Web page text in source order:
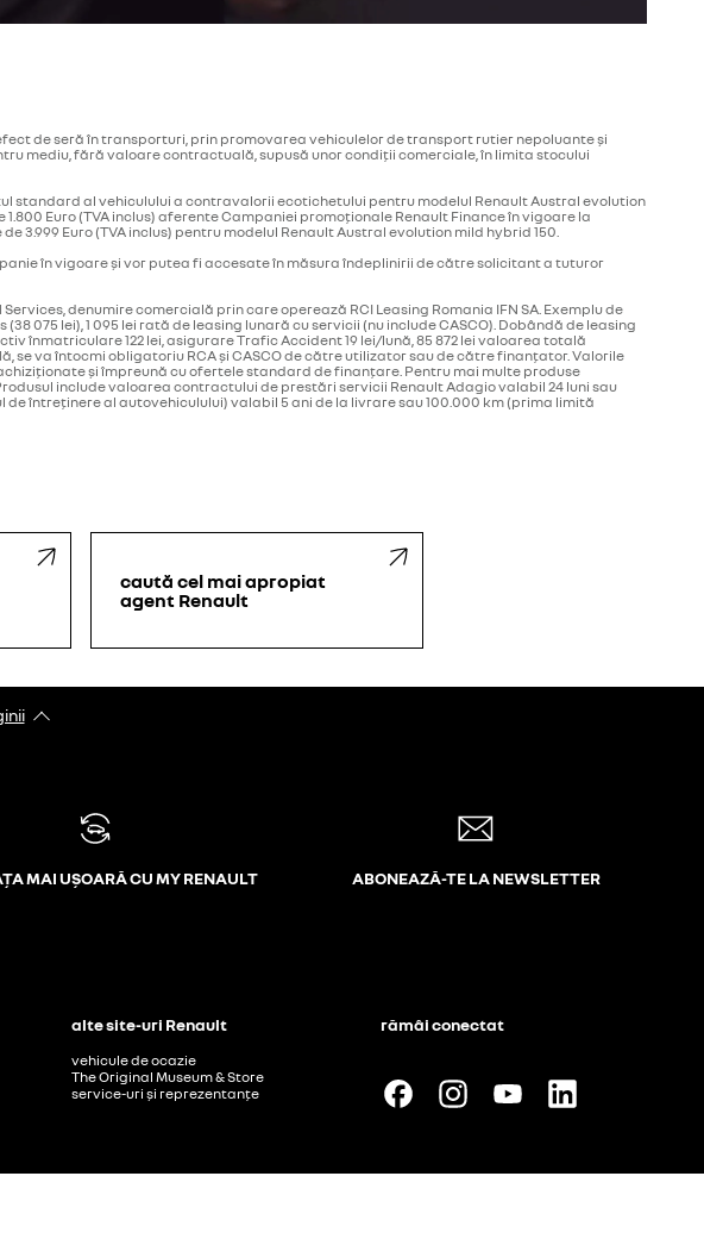
de seră în transporturi, prin promovarea vehiculelor de transport rutier nepoluante şi
mediu, fără valoare contractuală, supusă unor condiții comerciale, în limita stocului
al vehiculului a contravalorii ecotichetului pentru modelul Renault Austral evolution
1.800 Euro (TVA inclus) aferente Campaniei promoționale Renault Finance în vigoare la
3.999 Euro (TVA inclus) pentru modelul Renault Austral evolution mild hybrid 150.
în vigoare şi vor putea fi accesate în măsura îndeplinirii de către solicitant a tuturor
denumire comercială prin care operează RCI Leasing Romania IFN SA. Exemplu de
075 lei), 1 095 lei rată de leasing lunară cu servicii (nu include CASCO). Dobândă de leasing
înmatriculare 122 lei, asigurare Trafic Accident 19 lei/lună, 85 872 lei valoarea totală
se va întocmi obligatoriu RCA și CASCO de către utilizator sau de către finanțator. Valorile
și împreună cu ofertele standard de finanțare. Pentru mai multe produse
include valoarea contractului de prestări servicii Renault Adagio valabil 24 luni sau
întreținere al autovehiculului) valabil 5 ani de la livrare sau 100.000 km (prima limită
caută cel mai apropiat
agent Renault
MAI UȘOARĂ CU MY RENAULT ABONEAZĂ-TE LA NEWSLETTER
alte site-uri Renault
vehicule de ocazie
The Original Museum & Store
service-uri și reprezentanțe
rămâi conectat